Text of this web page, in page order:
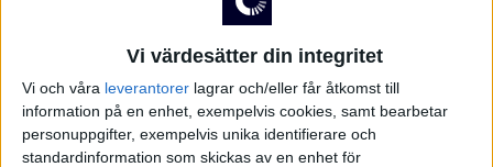
Vi värdesätter din integritet
Vi och våra leverantorer lagrar och/eller får åtkomst till
information på en enhet, exempelvis cookies, samt bearbetar
personuppgifter, exempelvis unika identifierare och
standardinformation som skickas av en enhet för